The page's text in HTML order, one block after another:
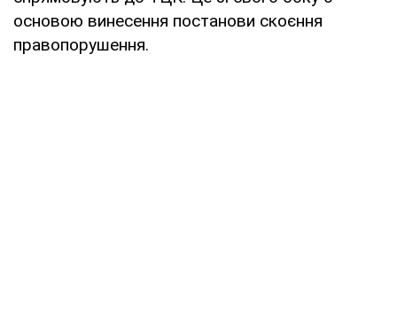
основою винесення постанови скоєння
правопорушення.